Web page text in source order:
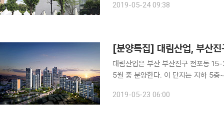
2019-05-24 09:38
[분양특집] 대림산업, 부산진
대림산업은 부산 부산진구 전포동
5월 중 분양한다. 이 단지는 지하 5층~지상 35층, 17개 동, 전용면적 59~107㎡로 구성되며 1단
△59㎡ 316가구 △74㎡ 71가구
2019-05-23 06:00